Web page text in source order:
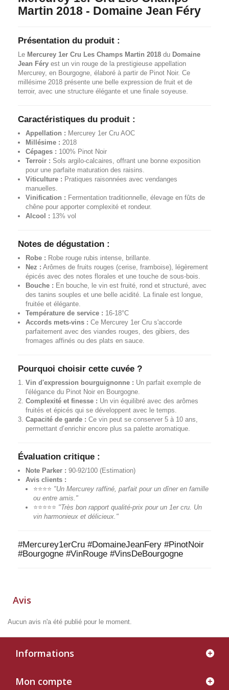
Martin 2018 - Domaine Jean Féry
Présentation du produit :
Le Mercurey 1er Cru Les Champs Martin 2018 du Domaine
Jean Féry est un vin rouge de la prestigieuse appellation
Mercurey, en Bourgogne, élaboré à partir de Pinot Noir. Ce
millésime 2018 présente une belle expression de fruit et de
terroir, avec une structure élégante et une finale soyeuse.
Caractéristiques du produit :
Appellation : Mercurey 1er Cru AOC
Millésime : 2018
Cépages : 100% Pinot Noir
Terroir : Sols argilo-calcaires, offrant une bonne exposition
pour une parfaite maturation des raisins.
Viticulture : Pratiques raisonnées avec vendanges
manuelles.
Vinification : Fermentation traditionnelle, élevage en fûts de
chêne pour apporter complexité et rondeur.
Alcool : 13% vol
Notes de dégustation :
Robe : Robe rouge rubis intense, brillante.
Nez : Arômes de fruits rouges (cerise, framboise), légèrement
épicés avec des notes florales et une touche de sous-bois.
Bouche : En bouche, le vin est fruité, rond et structuré, avec
des tanins souples et une belle acidité. La finale est longue,
fruitée et élégante.
Température de service : 16-18°C
Accords mets-vins : Ce Mercurey 1er Cru s'accorde
parfaitement avec des viandes rouges, des gibiers, des
fromages affinés ou des plats en sauce.
Pourquoi choisir cette cuvée ?
Vin d'expression bourguignonne : Un parfait exemple de
l'élégance du Pinot Noir en Bourgogne.
Complexité et finesse : Un vin équilibré avec des arômes
fruités et épicés qui se développent avec le temps.
Capacité de garde : Ce vin peut se conserver 5 à 10 ans,
permettant d’enrichir encore plus sa palette aromatique.
Évaluation critique :
Note Parker : 90-92/100 (Estimation)
Avis clients :
⭐⭐⭐⭐ "Un Mercurey raffiné, parfait pour un dîner en famille
ou entre amis."
⭐⭐⭐⭐⭐ "Très bon rapport qualité-prix pour un 1er cru. Un
vin harmonieux et délicieux."
#Mercurey1erCru #DomaineJeanFery #PinotNoir
#Bourgogne #VinRouge #VinsDeBourgogne
Avis
Aucun avis n'a été publié pour le moment.
Informations
Mon compte